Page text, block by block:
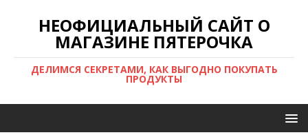
НЕОФИЦИАЛЬНЫЙ САЙТ О
МАГАЗИНЕ ПЯТЕРОЧКА
ДЕЛИМСЯ СЕКРЕТАМИ, КАК ВЫГОДНО ПОКУПАТЬ
ПРОДУКТЫ